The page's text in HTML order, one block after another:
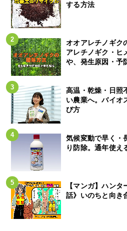
する方法
オオアレチノギク
アレチノギク・ヒ
や、発生原因・予
高温・乾燥・日照
い農業へ。バイオ
び方
気候変動で早く・
り防除。通年使え
【マンガ】ハン
話》いのちと向き